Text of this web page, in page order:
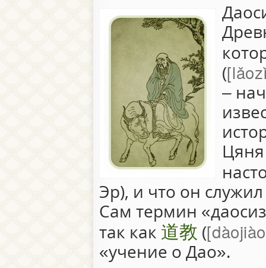
(
–
Цяня
Эр), и что он
Сам термин
так как 道教 ( dàojiào
«учение о Дао».